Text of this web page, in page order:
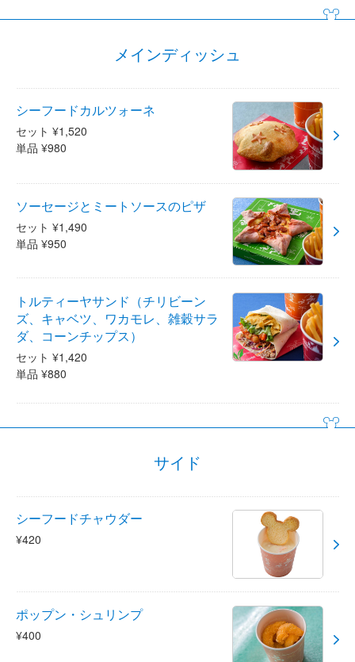
メインディッシュ
シーフードカルツォーネ
セット ¥1,520
単品 ¥980
ソーセージとミートソースのピザ
セット ¥1,490
単品 ¥950
トルティーヤサンド（チリビーン
ズ、キャベツ、ワカモレ、雑穀サラ
ダ、コーンチップス）
セット ¥1,420
単品 ¥880
サイド
シーフードチャウダー
¥420
ポップン・シュリンプ
¥400